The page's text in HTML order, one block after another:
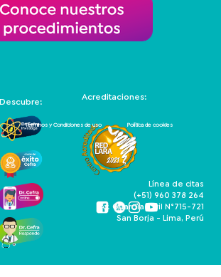
Acreditaciones:
Descubre:
Línea de citas
(+51) 960 378 264
Av. Guardia Civil N°715-721
San Borja - Lima, Perú
Términos y Condiciones de uso Política de cookies